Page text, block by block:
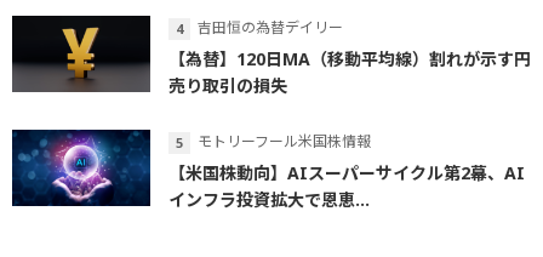
吉田恒の為替デイリー
【為替】120日MA（移動平均線）割れが示す円
売り取引の損失
モトリーフール米国株情報
【米国株動向】AIスーパーサイクル第2幕、AI
インフラ投資拡大で恩恵...